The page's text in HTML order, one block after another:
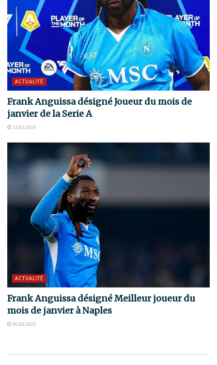
ACTUALITÉ
Frank Anguissa désigné Joueur du mois de
janvier de la Serie A
11/02/2025
ACTUALITÉ
Frank Anguissa désigné Meilleur joueur du
mois de janvier à Naples
06/02/2025